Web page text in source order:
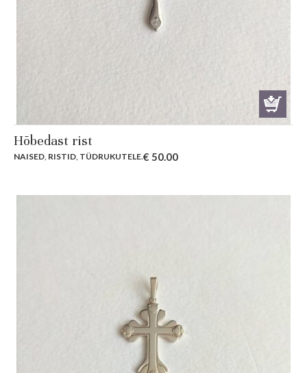
Hõbedast rist
NAISED RISTID TÜDRUKUTELE.€ 50.00